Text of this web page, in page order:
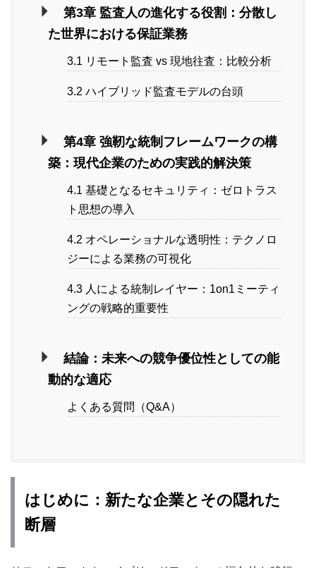
第3章 監査人の進化する役割：分散し
た世界における保証業務
3.1 リモート監査 vs 現地往査：比較分析
3.2 ハイブリッド監査モデルの台頭
第4章 強靭な統制フレームワークの構
築：現代企業のための実践的解決策
4.1 基礎となるセキュリティ：ゼロトラス
ト思想の導入
4.2 オペレーショナルな透明性：テクノロ
ジーによる業務の可視化
4.3 人による統制レイヤー：1on1ミーティ
ングの戦略的重要性
結論：未来への競争優位性としての能
動的な適応
よくある質問（Q&A）
はじめに：新たな企業とその隠れた
断層